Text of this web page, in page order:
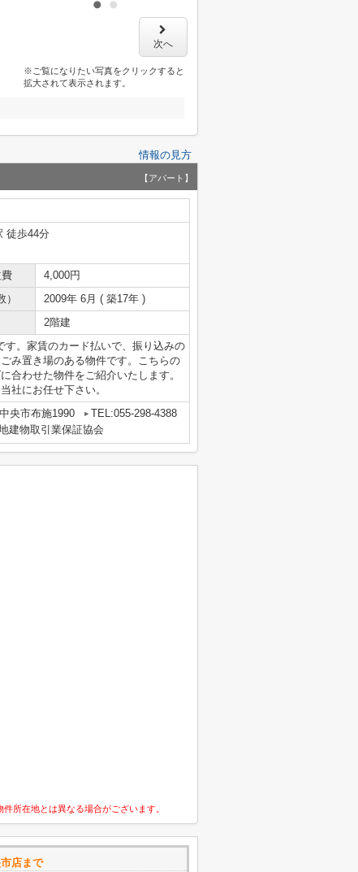
次へ
※ご覧になりたい写真をクリックすると
拡大されて表示されます。
情報の見方
【アパート】
徒歩44分
4,000円
2009年 6月 ( 築17年 )
2階建
す。家賃のカード払いで、振り込みの
み置き場のある物件です。こちらの
合わせた物件をご紹介いたします。
社にお任せ下さい。
央市布施1990
TEL:055-298-4388
建物取引業保証協会
所在地とは異なる場合がございます。
店まで